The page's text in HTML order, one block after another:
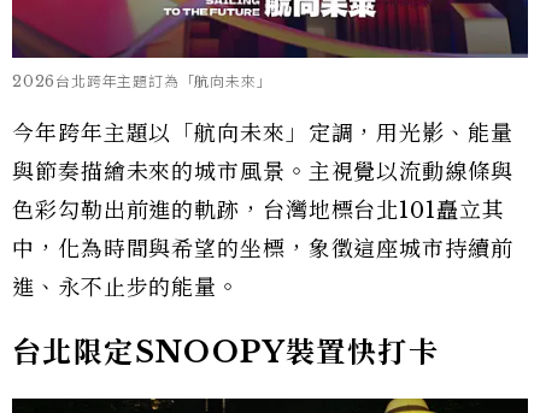
2026台北跨年主題訂為「航向未來」
今年跨年主題以「航向未來」定調，用光影、能量
與節奏描繪未來的城市風景。主視覺以流動線條與
色彩勾勒出前進的軌跡，台灣地標台北101矗立其
中，化為時間與希望的坐標，象徵這座城市持續前
進、永不止步的能量。
台北限定SNOOPY裝置快打卡